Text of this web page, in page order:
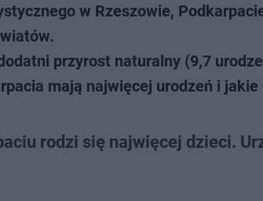
w Rzeszowie,
przyrost naturalny (9,7
mają najwięcej urodzeń i
rodzi się najwięcej dzieci.